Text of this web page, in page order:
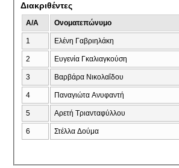
Διακριθέντες
A/A Ονοματεπώνυμο
1 Ελένη Γαβριηλάκη
2 Ευγενία Γκαλιαγκούση
3 Βαρβάρα Νικολαΐδου
4 Παναγιώτα Ανυφαντή
5 Αρετή Τριανταφύλλου
6 Στέλλα Δούμα